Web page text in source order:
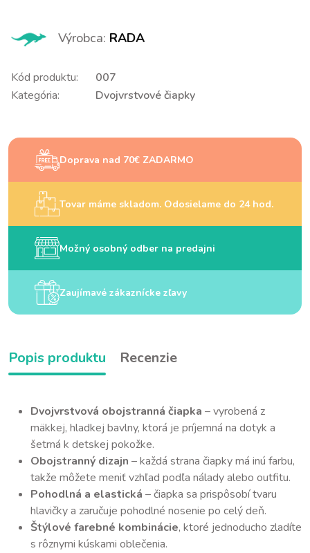
Výrobca: RADA
Kód produktu:
007
Kategória:
Dvojvrstvové čiapky
Doprava nad 70€ ZADARMO
Tovar máme skladom. Odosielame do 24 hod.
Možný osobný odber na predajni
Zaujímavé zákaznícke zľavy
Popis produktu Recenzie
Dvojvrstvová obojstranná čiapka – vyrobená z
mäkkej, hladkej bavlny, ktorá je príjemná na dotyk a
šetrná k detskej pokožke.
Obojstranný dizajn – každá strana čiapky má inú farbu,
takže môžete meniť vzhľad podľa nálady alebo outfitu.
Pohodlná a elastická – čiapka sa prispôsobí tvaru
hlavičky a zaručuje pohodlné nosenie po celý deň.
Štýlové farebné kombinácie, ktoré jednoducho zladíte
s rôznymi kúskami oblečenia.